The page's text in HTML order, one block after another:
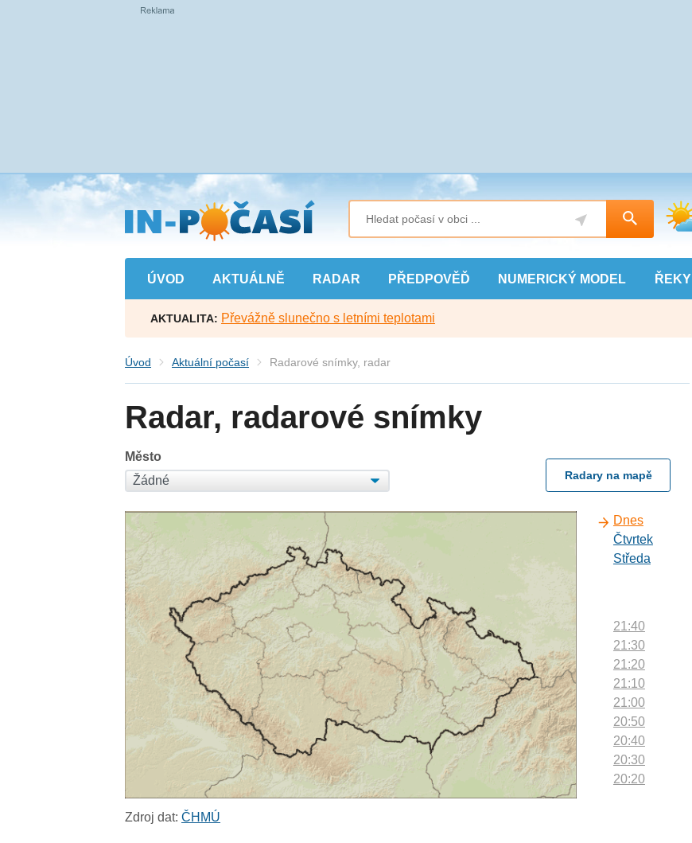
Přejít
na
hlavní
obsah
ÚVOD AKTUÁLNĚ RADAR PŘEDPOVĚĎ NUMERICKÝ MODEL ŘEKY
AKTUALITA: Převážně slunečno s letními teplotami
Úvod Aktuální počasí Radarové snímky, radar
Radar, radarové snímky
Město
Radary na mapě
Dnes
Čtvrtek
Středa
21:40
21:30
21:20
21:10
21:00
20:50
20:40
20:30
20:20
Zdroj dat:ČHMÚ